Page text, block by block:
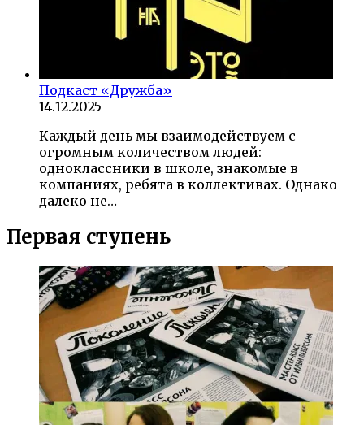
Подкаст «Дружба»
14.12.2025
Каждый день мы взаимодействуем с
огромным количеством людей:
одноклассники в школе, знакомые в
компаниях, ребята в коллективах. Однако
далеко не…
Первая ступень